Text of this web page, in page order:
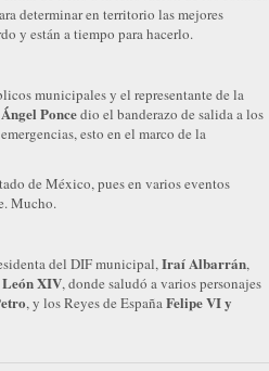
determinar en territorio las mejores
y están a tiempo para hacerlo.
municipales y el representante de la
Poncedio el banderazo de salida a los
esto en el marco de la
de México, pues en varios eventos
Mucho.
del DIF municipal,Iraí Albarrán,
León XIV, donde saludó a varios personajes
, y los Reyes de EspañaFelipe VI y